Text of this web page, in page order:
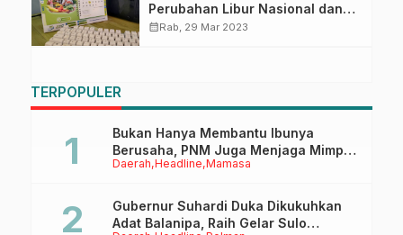
Perubahan Libur Nasional dan
Cuti Bersama 2023, Cek
calendar_monthRab, 29 Mar 2023
TERPOPULER
Daerah Headline Mamasa
Bukan Hanya Membantu Ibunya
Berusaha, PNM Juga Menjaga Mimpi
Anaknya Untuk Menggapai Cita-Cita
Gubernur Suhardi Duka Dikukuhkan
Adat Balanipa, Raih Gelar Sulo